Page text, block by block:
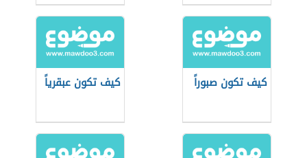
كيف تكون صبوراً كيف تكون عبقرياً